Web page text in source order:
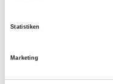
Statistiken
Marketing
Tipps:
Am besten